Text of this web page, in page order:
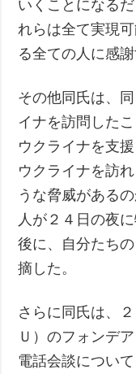
いくことになる
れらは全て実現
る全ての人に感
その他同氏は、
イナを訪問した
ウクライナを支
ウクライナを訪
うな脅威がある
人が２４日の夜
後に、自分たち
摘した。
さらに同氏は、
Ｕ）のフォンデ
電話会談につい